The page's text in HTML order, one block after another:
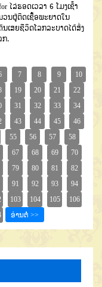
ໄລ່ຮອດເວລາ 6 ໂມງເຊົ້າ
ວນຜູ້ຕິດເຊື້ອພະຍາດໃນ
ນເສຍຊີວິດໂລກລະບາດໄດ້ສົ່ງ
ກ.